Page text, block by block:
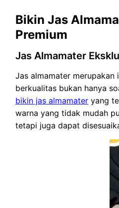
Bikin Jas
Premium
Jas Almamater
Jas almamater
berkualitas bukan hanya
bikin jas almamater yang
warna yang tidak mudah
tetapi juga dapat